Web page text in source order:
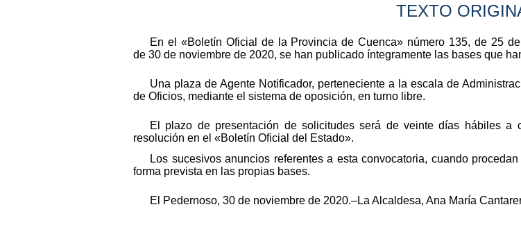
TEXTO
En el «Boletín Oficial de la Provincia de Cuenca» número 135, de 25
de 30 de noviembre de 2020, se han publicado íntegramente las bases que
Una plaza de Agente Notificador, perteneciente a la escala de
de Oficios, mediante el sistema de oposición, en turno libre.
El plazo de presentación de solicitudes será de veinte días hábiles
resolución en el «Boletín Oficial del Estado».
Los sucesivos anuncios referentes a esta convocatoria, cuando
forma prevista en las propias bases.
El Pedernoso, 30 de noviembre de 2020.–La Alcaldesa, Ana María